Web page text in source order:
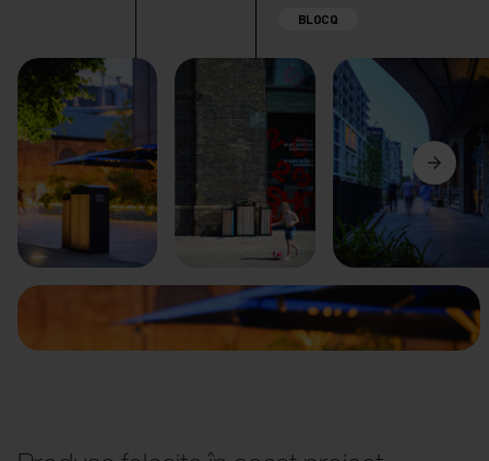
BLOCQ
Anterior Următorul